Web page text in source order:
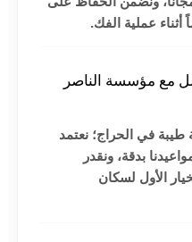
عملية الفك.
مع مؤسسة الناصر
في الحراج؛ نعتمد
بدقة، ونقدر
الأول لسكان